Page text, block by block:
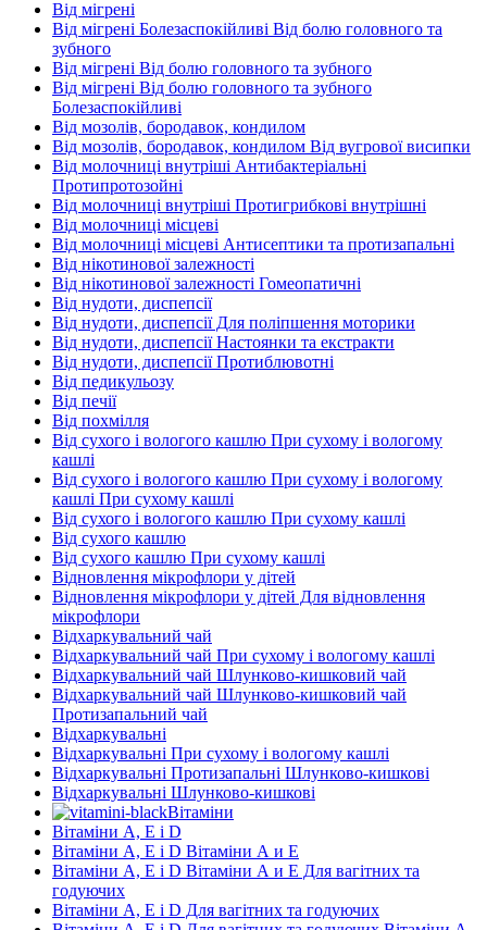
Від мігрені
Від мігрені Болезаспокійливі Від болю головного та
зубного
Від мігрені Від болю головного та зубного
Від мігрені Від болю головного та зубного
Болезаспокійливі
Від мозолів, бородавок, кондилом
Від мозолів, бородавок, кондилом Від вугрової висипки
Від молочниці внутріші Антибактеріальні
Протипротозойні
Від молочниці внутріші Протигрибкові внутрішні
Від молочниці місцеві
Від молочниці місцеві Антисептики та протизапальні
Від нікотинової залежності
Від нікотинової залежності Гомеопатичні
Від нудоти, диспепсії
Від нудоти, диспепсії Для поліпшення моторики
Від нудоти, диспепсії Настоянки та екстракти
Від нудоти, диспепсії Протиблювотні
Від педикульозу
Від печії
Від похмілля
Від сухого і вологого кашлю При сухому і вологому
кашлі
Від сухого і вологого кашлю При сухому і вологому
кашлі При сухому кашлі
Від сухого і вологого кашлю При сухому кашлі
Від сухого кашлю
Від сухого кашлю При сухому кашлі
Відновлення мікрофлори у дітей
Відновлення мікрофлори у дітей Для відновлення
мікрофлори
Відхаркувальний чай
Відхаркувальний чай При сухому і вологому кашлі
Відхаркувальний чай Шлунково-кишковий чай
Відхаркувальний чай Шлунково-кишковий чай
Протизапальний чай
Відхаркувальні
Відхаркувальні При сухому і вологому кашлі
Відхаркувальні Протизапальні Шлунково-кишкові
Відхаркувальні Шлунково-кишкові
Вітаміни
Вітаміни А, Е і D
Вітаміни А, Е і D Вітаміни А и E
Вітаміни А, Е і D Вітаміни А и E Для вагітних та
годуючих
Вітаміни А, Е і D Для вагітних та годуючих